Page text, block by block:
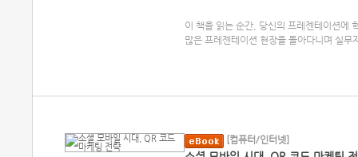
이 책을 읽는 순간, 당신의 프레젠테이션에
많은 프레젠테이션 현장을 돌아다니며 실무
[컴퓨터/인터넷]